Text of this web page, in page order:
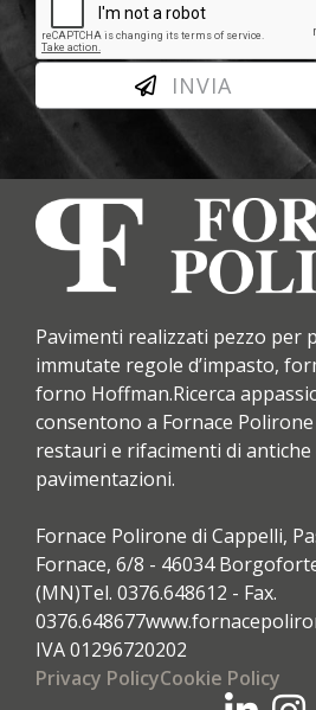
INVIA
Pavimenti realizzati pezzo per
immutate regole d’impasto,
forno Hoffman.Ricerca
consentono a Fornace
restauri e rifacimenti di antiche
pavimentazioni.
Fornace Polirone di Cappelli,
Fornace, 6/8 - 46034
(MN)Tel. 0376.648612 - Fax.
0376.648677
IVA 01296720202
Privacy PolicyCookie Policy